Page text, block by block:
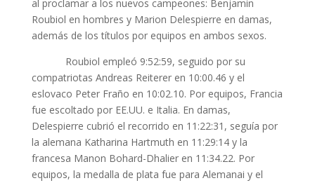
al proclamar a los nuevos campeones: Benjamin
Roubiol en hombres y Marion Delespierre en damas,
además de los títulos por equipos en ambos sexos.
Roubiol empleó 9:52:59, seguido por su
compatriotas Andreas Reiterer en 10:00.46 y el
eslovaco Peter Fraño en 10:02.10. Por equipos, Francia
fue escoltado por EE.UU. e Italia. En damas,
Delespierre cubrió el recorrido en 11:22:31, seguía por
la alemana Katharina Hartmuth en 11:29:14 y la
francesa Manon Bohard-Dhalier en 11:34.22. Por
equipos, la medalla de plata fue para Alemanai y el